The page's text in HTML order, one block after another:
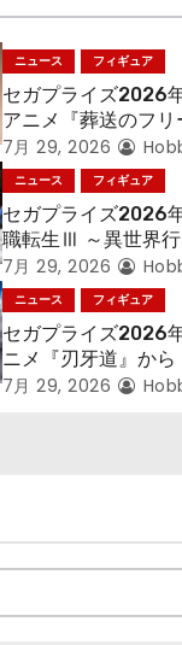
ニュース フィギュア
セガプライズ2026
アニメ『葬送のフリ
300年働くことにな
「フリーレン」を立
7月 29, 2026
ニュース フィギュア
セガプライズ2026
職転生Ⅲ ～異世界
す～』から「ロキシ
アが登場！
7月 29, 2026
ニュース フィギュア
セガプライズ2026
ニメ『刃牙道』から
が登場ッッ!!
7月 29, 2026